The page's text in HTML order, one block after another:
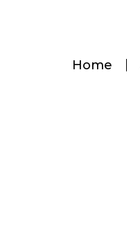
Home